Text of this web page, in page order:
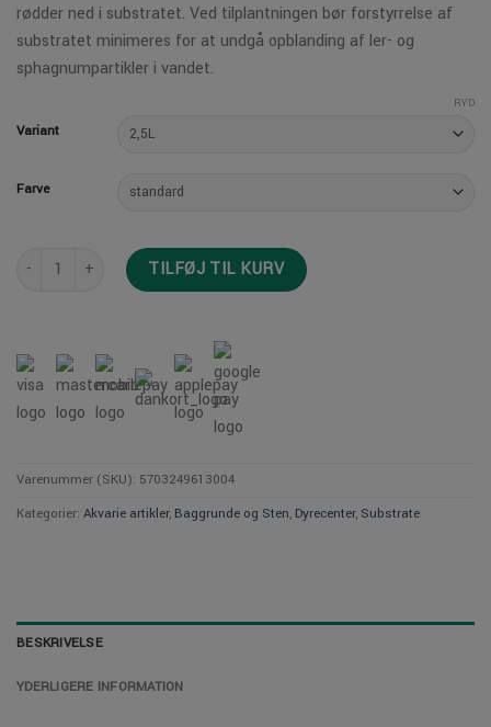
rødder ned i substratet. Ved tilplantningen bør forstyrrelse af
substratet minimeres for at undgå opblanding af ler- og
sphagnumpartikler i vandet.
Variant
Farve
RYD
Tropica Substrate antalTILFØJ TIL KURV
Varenummer (SKU): 5703249613004
Kategorier: Akvarie artikler, Baggrunde og Sten, Dyrecenter, Substrate
BESKRIVELSE
YDERLIGERE INFORMATION